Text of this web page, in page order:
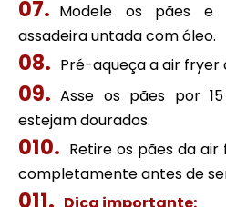
Modele os pães e
assadeira untada com óleo.
Pré-aqueça a air fryer
Asse os pães por
estejam dourados.
Retire os pães da
completamente antes de